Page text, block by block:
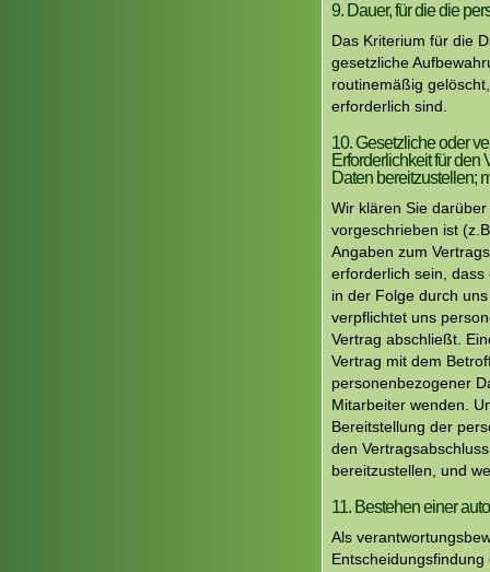
9. Dauer, für die die
Das Kriterium für die
gesetzliche
routinemäßig
erforderlich sind.
10. Gesetzliche oder
Erforderlichkeit für den
Daten bereitzustellen;
Wir klären Sie
vorgeschrieben ist
Angaben zum
erforderlich sein,
in der Folge durch
verpflichtet uns
Vertrag abschließt.
Vertrag mit dem
personenbezogener
Mitarbeiter wenden.
Bereitstellung der
den
bereitzustellen, und
11. Bestehen einer
Als